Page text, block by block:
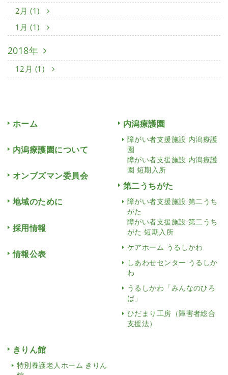
2月 (1)
1月 (1)
2018年
12月 (1)
ホーム
内潟療護園について
オンブズマン委員会
地域のために
採用情報
情報公表
内潟療護園
障がい者支援施設 内潟療護
園
障がい者支援施設 内潟療護
園 短期入所
第二うちがた
障がい者支援施設 第二うち
がた
障がい者支援施設 第二うち
がた 短期入所
ケアホーム うるしかわ
しあわせセンター うるしか
わ
うるしかわ「みんなのひろ
ば」
ひだまり工房（障害者総合
支援法）
きりん館
特別養護老人ホーム きりん